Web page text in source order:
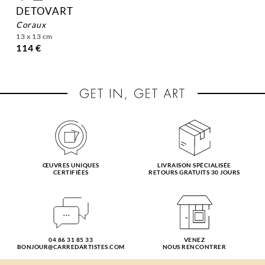
DETOVART
coraux
13 x 13 cm
114 €
ŒUVRES UNIQUES
CERTIFIÉES
LIVRAISON SPÉCIALISÉE
RETOURS GRATUITS 30 JOURS
04 86 31 85 33
BONJOUR@CARREDARTISTES.COM
VENEZ
NOUS RENCONTRER